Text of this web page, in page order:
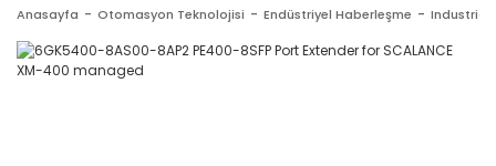
Anasayfa Otomasyon Teknolojisi Endüstriyel Haberleşme Industrial